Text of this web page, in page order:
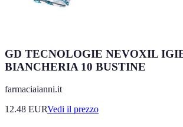
GD TECNOLOGIE NEVOXIL
BIANCHERIA 10 BUSTINE
farmaciaianni.it
12.48 EURVedi il prezzo